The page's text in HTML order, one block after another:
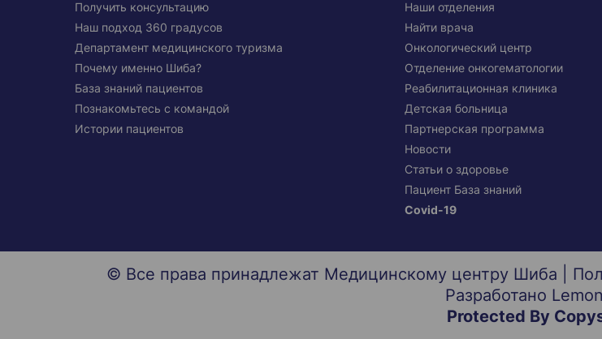
Получить консультацию
Наш подход 360 градусов
Департамент медицинского туризма
Почему именно Шиба?
База знаний пациентов
Познакомьтесь с командой
Истории пациентов
Наши отделения
Найти врача
Онкологический центр
Отделение онкогематологии
Реабилитационная клиника
Детская больница
Партнерская программа
Новости
Статьи о здоровье
Пациент База знаний
Covid-19
© Все права принадлежат Медицинскому центру Шиба |
Разработано
Protected By